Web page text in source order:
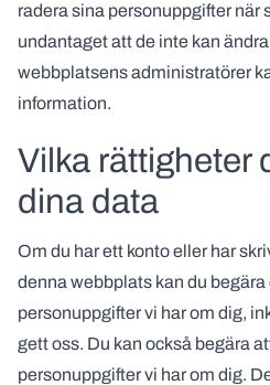
radera sina personuppgifter när
undantaget att de inte kan
webbplatsens administratörer
information.
Vilka rättigheter
dina data
Om du har ett konto eller har
denna webbplats kan du
personuppgifter vi har om dig,
gett oss. Du kan också begära
personuppgifter vi har om dig.